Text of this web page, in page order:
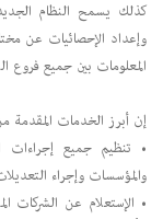
كذلك يسمح النظام
وإعداد الإحصائيات عن
المعلومات بين جميع فروع
إن أبرز الخدمات المقدمة
• تنظيم جميع إجراءات
والمؤسسات وإجراء
• الإستعلام عن الشركات